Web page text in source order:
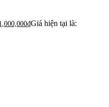
₫Giá hiện tại là: